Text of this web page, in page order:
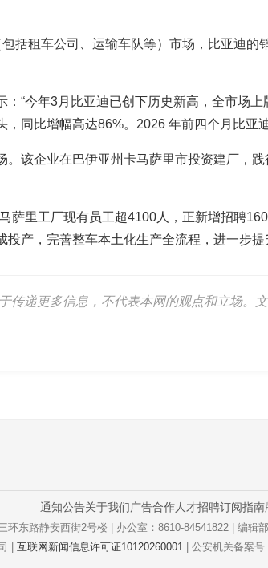
括租车公司、运输车队等）市场，比亚迪
“今年3月比亚迪已创下历史新高，全市场
同比增幅高达86%。2026 年前四个月比亚
。该企业在巴伊亚州卡马萨里市投资建厂，
萨里工厂现有员工超4100人，正新增招聘
投产，完善整车本土化生产全流程，进一步
传递更多信息，不代表本网的观点和立场。
通知公告关于我们广告合作人才招聘订阅指南
环东路静安西街2号楼 | 办公室：8610-84541822 | 编辑
| 互联网新闻信息许可证10120260001| 公安机关备案号